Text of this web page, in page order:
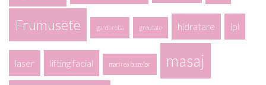
Frumusete garderoba greutate hidratare ipl
laser lifting facial marirea buzelor masaj